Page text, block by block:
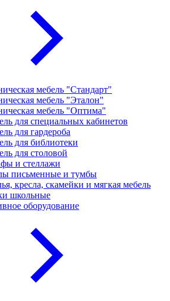
мебель "Стандарт"
мебель "Эталон"
мебель "Оптима"
для специальных кабинетов
для гардероба
для библиотеки
для столовой
и стеллажи
письменные и тумбы
кресла, скамейки и мягкая мебель
школьные
оборудование